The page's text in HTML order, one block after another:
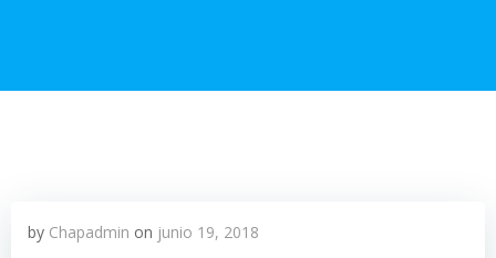
by Chapadmin on junio 19, 2018